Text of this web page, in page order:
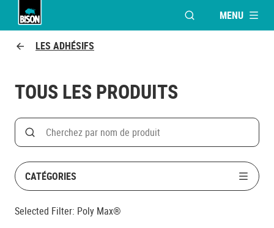
OUVRIR LAMENU
LES ADHÉSIFS
TOUS LES PRODUITS
Search
Rechercher par nom de produit
CATÉGORIES
Selected Filter: Poly Max®